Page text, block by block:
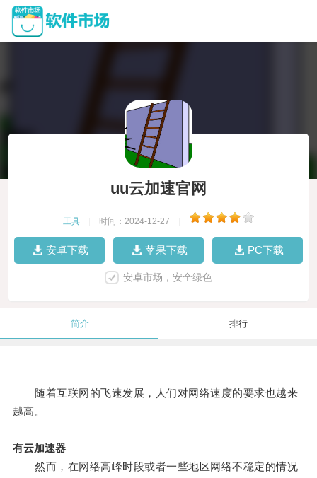
uu云加速官网
工具 时间：2024-12-27
安卓下载 苹果下载 PC下载
安卓市场，安全绿色
简介 排行
随着互联网的飞速发展，人们对网络速度的要求也越来
越高。
有云加速器
然而，在网络高峰时段或者一些地区网络不稳定的情况